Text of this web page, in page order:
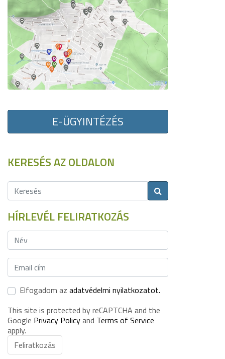
E-ÜGYINTÉZÉS
KERESÉS AZ OLDALON
HÍRLEVÉL FELIRATKOZÁS
Elfogadom az adatvédelmi nyilatkozatot.
This site is protected by reCAPTCHA and the
Google Privacy Policyand Terms of Service
apply.
Feliratkozás